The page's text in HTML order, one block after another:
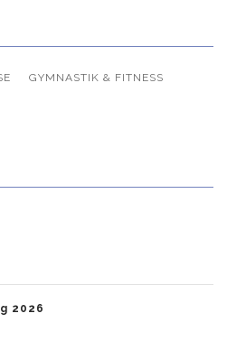
GYMNASTIK & FITNESS
2026